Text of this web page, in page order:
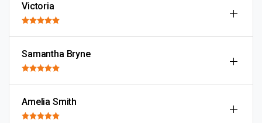
Victoria
Samantha Bryne
Amelia Smith